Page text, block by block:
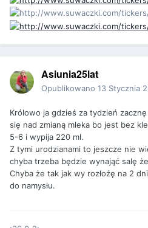
Asiunia25lat
Opublikowano 13 Stycznia
Królowo ja gdzieś za tydzień
się nad zmianą mleka bo jest bez
5-6 i wypija 220 ml.
Z tymi urodzianami to jeszcze nie
chyba trzeba będzie wynająć salę
Chyba że tak jak wy rozłożę na 2
do namysłu.